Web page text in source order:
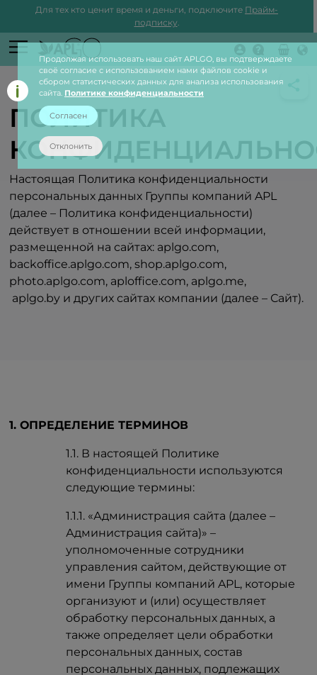
Для тех кто ценит время и деньги, подключите Прайм-
подписку.
Войти
ПОЛИТИКА
Настоящая Политика конфиденциальности
персональных данных Группы компаний APL
(далее – Политика конфиденциальности)
действует в отношении всей информации,
размещенной на сайтах: aplgo.com,
backoffice.aplgo.com, shop.aplgo.com,
photo.aplgo.com, aploffice.com, aplgo.me,
aplgo.by и других сайтах компании (далее – Сайт).
1. ОПРЕДЕЛЕНИЕ ТЕРМИНОВ
1.1. В настоящей Политике
конфиденциальности используются
следующие термины:
1.1.1. «Администрация сайта (далее –
Администрация сайта)» –
уполномоченные сотрудники
управления сайтом, действующие от
имени Группы компаний APL, которые
организуют и (или) осуществляет
обработку персональных данных, а
также определяет цели обработки
персональных данных, состав
персональных данных, подлежащих
Мы определили, что Вы находитесь в стране
United States
Вы находитесь на сайте, который принимает
заказы для страны Tadjikistan
Сайт для вашей страны:
us.aplshop.com
OK
Продолжая использовать наш сайт APLGO, вы подтверждаете
своё согласие с использованием нами файлов cookie и
сбором статистических данных для анализа использования
сайта. Политике конфиденциальности
Согласен
Отклонить